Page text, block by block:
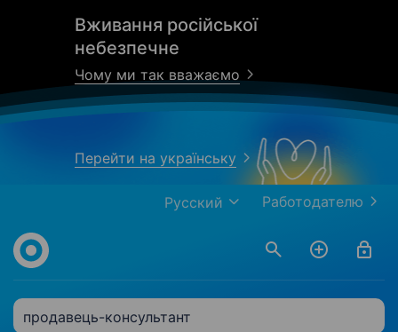
Вживання російської
небезпечне
Чому ми так вважаємо
Перейти на українську
Работодателю
Русский
продавець-консультант